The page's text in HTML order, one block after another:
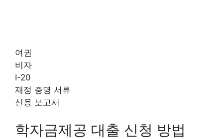
여권
비자
I-20
재정 증명 서류
신용 보고서
학자금제공 대출 신청 방법